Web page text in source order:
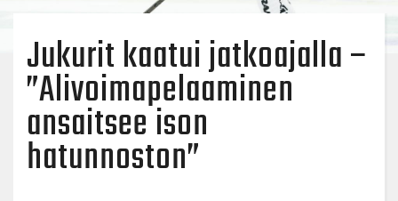
Jukurit kaatui jatkoajalla –
”Alivoimapelaaminen
ansaitsee ison
hatunnoston”